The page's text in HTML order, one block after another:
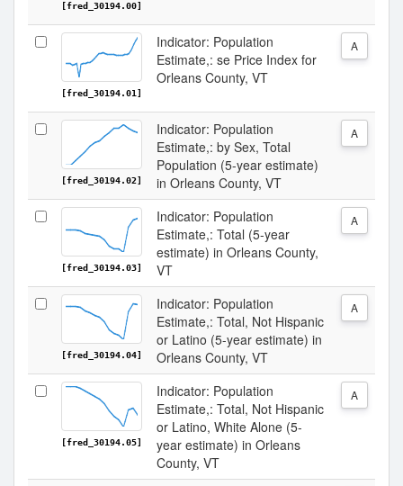
[fred_30194.00]
[fred_30194.01]
Indicator: Population
Estimate,: se Price Index for
Orleans County, VT
A
[fred_30194.02]
Indicator: Population
Estimate,: by Sex, Total
Population (5-year estimate)
in Orleans County, VT
A
[fred_30194.03]
Indicator: Population
Estimate,: Total (5-year
estimate) in Orleans County,
VT
A
[fred_30194.04]
Indicator: Population
Estimate,: Total, Not Hispanic
or Latino (5-year estimate) in
Orleans County, VT
A
[fred_30194.05]
Indicator: Population
Estimate,: Total, Not Hispanic
or Latino, White Alone (5-
year estimate) in Orleans
County, VT
A